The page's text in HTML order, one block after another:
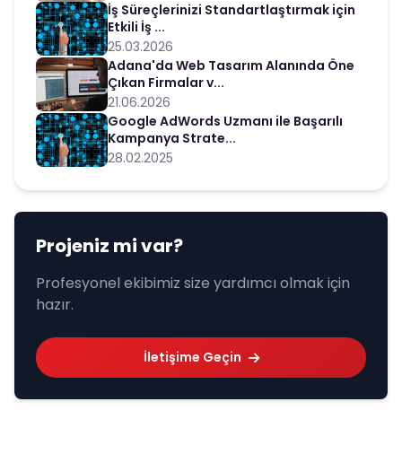
İş Süreçlerinizi Standartlaştırmak için
Etkili İş ...
25.03.2026
Adana'da Web Tasarım Alanında Öne
Çıkan Firmalar v...
21.06.2026
Google AdWords Uzmanı ile Başarılı
Kampanya Strate...
28.02.2025
Projeniz mi var?
Profesyonel ekibimiz size yardımcı olmak için
hazır.
İletişime Geçin